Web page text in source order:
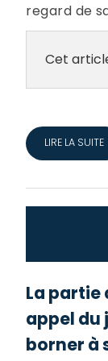
regard de
Cet
LIRE LA SUITE
La
appel du
borner à